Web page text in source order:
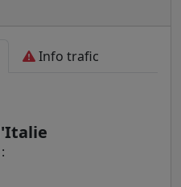
Info trafic